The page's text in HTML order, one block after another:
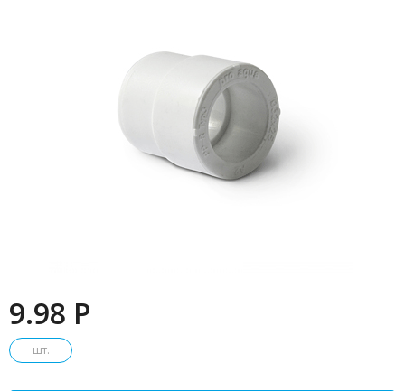
9.98 P
шт.